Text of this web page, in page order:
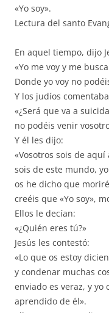
«Yo soy».
Lectura del santo
En aquel tiempo, dijo
«Yo me voy y me
Donde yo voy no
Y los judíos
«¿Será que va a
no podéis venir
Y él les dijo:
«Vosotros sois de
sois de este mundo,
os he dicho que
creéis que «Yo soy»,
Ellos le decían:
«¿Quién eres tú?»
Jesús les contestó:
«Lo que os estoy
y condenar muchas
enviado es veraz, y
aprendido de él».